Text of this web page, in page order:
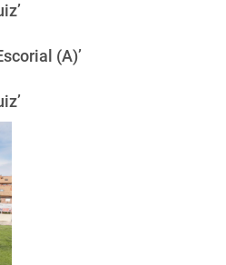
(A)’